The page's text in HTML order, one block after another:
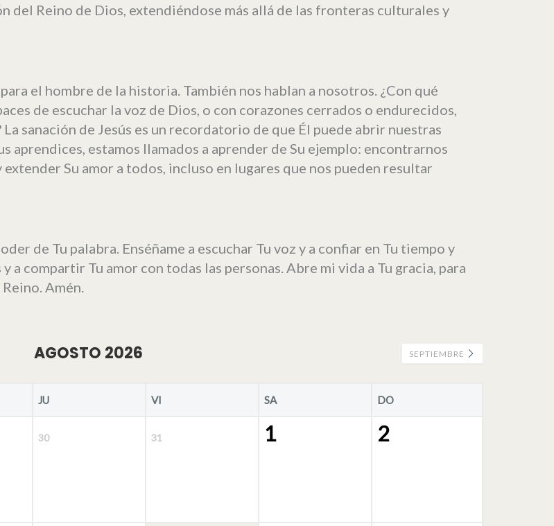
del Reino de Dios, extendiéndose más allá de las fronteras culturales y
el hombre de la historia. También nos hablan a nosotros. ¿Con qué
de escuchar la voz de Dios, o con corazones cerrados o endurecidos,
sanación de Jesús es un recordatorio de que Él puede abrir nuestras
aprendices, estamos llamados a aprender de Su ejemplo: encontrarnos
Su amor a todos, incluso en lugares que nos pueden resultar
de Tu palabra. Enséñame a escuchar Tu voz y a confiar en Tu tiempo y
a compartir Tu amor con todas las personas. Abre mi vida a Tu gracia, para
Amén.
AGOSTO 2026 SEPTIEMBRE
JU VI SA DO
30 31 1 2